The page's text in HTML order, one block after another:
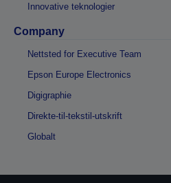
Innovative teknologier
Company
Nettsted for Executive Team
Epson Europe Electronics
Digigraphie
Direkte-til-tekstil-utskrift
Globalt